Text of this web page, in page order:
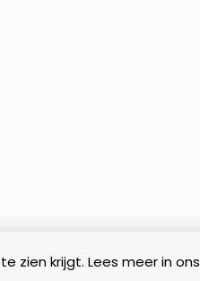
zien krijgt. Lees meer in ons